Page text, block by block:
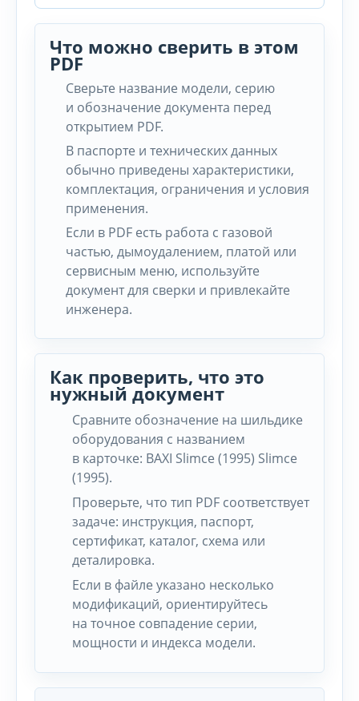
Что можно сверить в этом
PDF
Сверьте название модели, серию
и обозначение документа перед
открытием PDF.
В паспорте и технических данных
обычно приведены характеристики,
комплектация, ограничения и условия
применения.
Если в PDF есть работа с газовой
частью, дымоудалением, платой или
сервисным меню, используйте
документ для сверки и привлекайте
инженера.
Как проверить, что это
нужный документ
Сравните обозначение на шильдике
оборудования с названием
в карточке: BAXI Slimce (1995) Slimce
(1995).
Проверьте, что тип PDF соответствует
задаче: инструкция, паспорт,
сертификат, каталог, схема или
деталировка.
Если в файле указано несколько
модификаций, ориентируйтесь
на точное совпадение серии,
мощности и индекса модели.